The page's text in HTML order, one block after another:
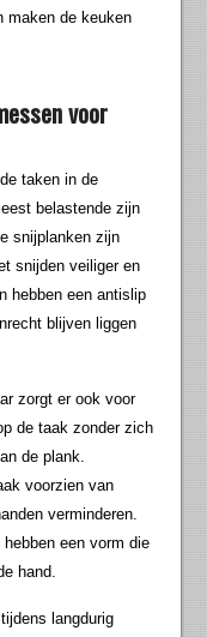
maken de keuken
voor
taken in de
belastende zijn
snijplanken zijn
snijden veiliger en
hebben een antislip
blijven liggen
zorgt er ook voor
de taak zonder zich
de plank.
voorzien van
verminderen.
een vorm die
hand.
langdurig